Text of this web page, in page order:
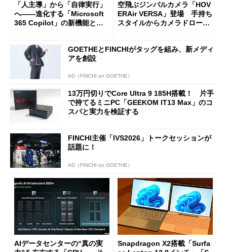
「人主導」から「自律実行」
へ――進化する「Microsoft
365 Copilot」の新機能とエ
空飛ぶジンバルカメラ「HOV
ERAir VERSA」登場 手持ち
スタイルからカメラドローン
GOETHEとFINCHIがタッグを組み、新メディ
アを創設
AD（FINCHI on GOETHE）
13万円切りでCore Ultra 9 185H搭載！ 片手
で持てるミニPC「GEEKOM IT13 Max」のコ
スパと実力を検証する
FINCHI主催「IVS2026」トークセッションが
話題に！
AD（FINCHI on GOETHE）
AIデータセンターの“真の実
Snapdragon X2搭載「Surfa